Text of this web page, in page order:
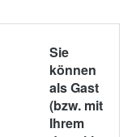
Sie
können
als Gast
(bzw. mit
Ihrem